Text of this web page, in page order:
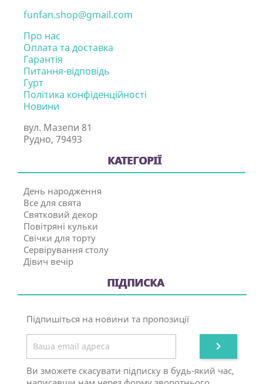
funfan.shop@gmail.com
Про нас
Оплата та доставка
Гарантія
Питання-відповідь
Гурт
Політика конфіденційності
Новини
вул. Мазепи 81
Рудно, 79493
КАТЕГОРІЇ
День народження
Все для свята
Святковий декор
Повітряні кульки
Свічки для торту
Сервірування столу
Дівич вечір
ПІДПИСКА
Підпишіться на новини та пропозиції

Ви зможете скасувати підписку в будь-який час,